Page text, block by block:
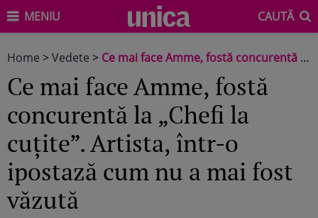
MENIU CAUTĂ
Home >Vedete > Ce mai face Amme, fostă concurentă la „Chefi la cuțite”. Artista, într-o ipostază cum nu a mai fost văzută
Ce mai face Amme, fostă
concurentă la „Chefi la
cuțite”. Artista, într-o
ipostază cum nu a mai fost
văzută